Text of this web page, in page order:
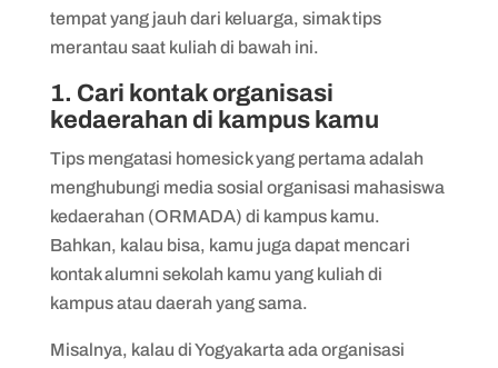
tempat yang jauh dari keluarga, simak tips
merantau saat kuliah di bawah ini.
1. Cari kontak organisasi
kedaerahan di kampus kamu
Tips mengatasi homesick yang pertama adalah
menghubungi media sosial organisasi mahasiswa
kedaerahan (ORMADA) di kampus kamu.
Bahkan, kalau bisa, kamu juga dapat mencari
kontak alumni sekolah kamu yang kuliah di
kampus atau daerah yang sama.
Misalnya, kalau di Yogyakarta ada organisasi